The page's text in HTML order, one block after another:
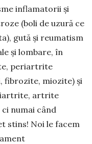
inflama­torii și
(boli de uzură ce
gută și reumatism
și lom­bare, în
periartrite
fi­bro­zite, miozite) și
ar­trite
numai când
stins! Noi le facem